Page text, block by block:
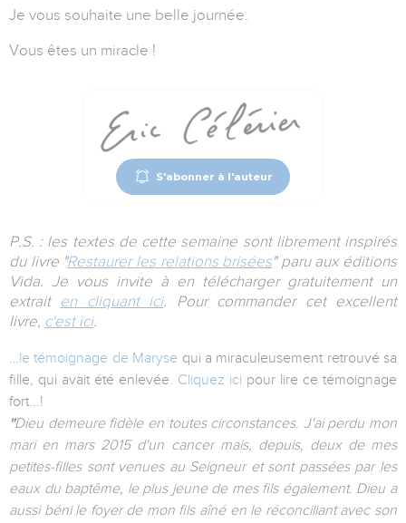
Je vous souhaite une belle journée.
Vous êtes un miracle !
S'abonner à l'auteur
P.S. : les textes de cette semaine sont librement inspirés
du livre "Restaurer les relations brisées" paru aux éditions
Vida. Je vous invite à en télécharger gratuitement un
extrait en cliquant ici. Pour commander cet excellent
livre, c'est ici.
… le témoignage de Maryse qui a miraculeusement retrouvé sa
fille, qui avait été enlevée. Cliquez ici pour lire ce témoignage
fort...!
"Dieu demeure fidèle en toutes circonstances. J'ai perdu mon
mari en mars 2015 d'un cancer mais, depuis, deux de mes
petites-filles sont venues au Seigneur et sont passées par les
eaux du baptême, le plus jeune de mes fils également. Dieu a
aussi béni le foyer de mon fils aîné en le réconciliant avec son